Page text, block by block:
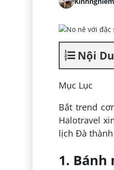
Nội
Mục Lục
Bắt trend
Halotravel
lịch Đà
1. Bánh